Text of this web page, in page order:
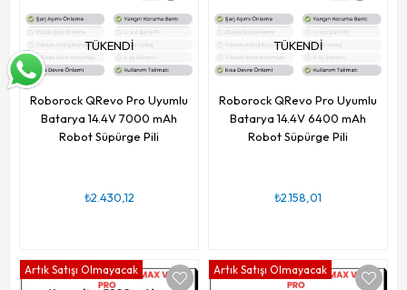
TÜKENDI
Roborock QRevo Pro Uyumlu
Batarya 14.4V 7000 mAh
Robot Süpürge Pili
₺2.430,12
TÜKENDI
Roborock QRevo Pro Uyumlu
Batarya 14.4V 6400 mAh
Robot Süpürge Pili
₺2.158,01
Artık Satışı Olmayacak Artık Satışı Olmayacak